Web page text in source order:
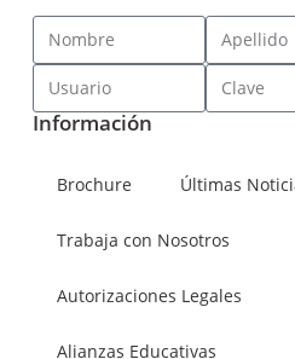
Información
Brochure Últimas
Trabaja con Nosotros
Autorizaciones Legales
Alianzas Educativas